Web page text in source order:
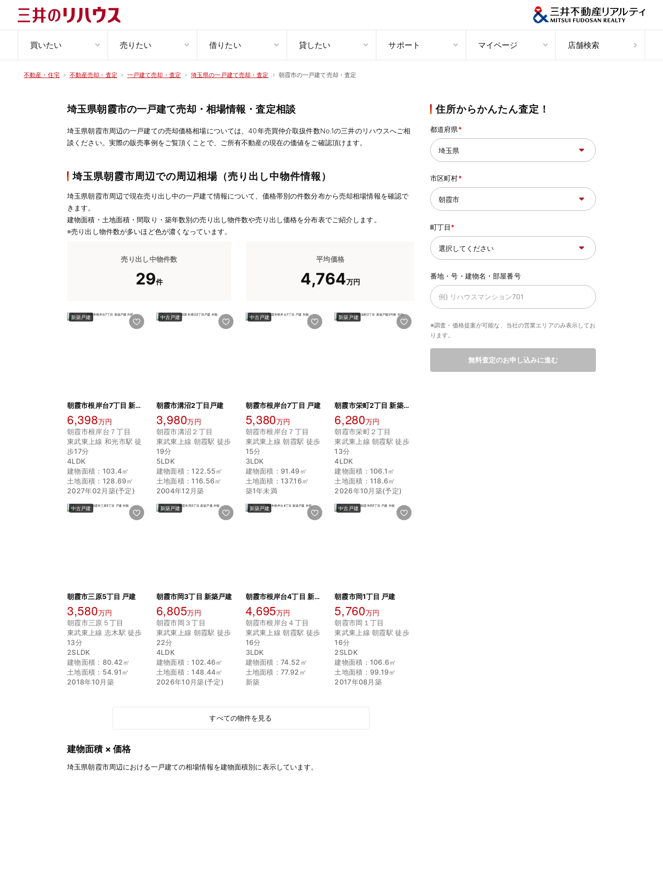
買いたい 売りたい 借りたい 貸したい サポート マイページ 店舗検索
不動産・住宅 不動産売却・査定 一戸建て売却・査定 埼玉県の一戸建て売却・査定 朝霞市の一戸建て売却・査定
埼玉県朝霞市の一戸建て売却・相場情報・査定相談
埼玉県朝霞市周辺の一戸建ての売却価格相場については、40年売買仲介取扱件数No.1の三井のリハウスへご相
談ください。実際の販売事例をご覧頂くことで、ご所有不動産の現在の価値をご確認頂けます。
埼玉県朝霞市周辺での周辺相場（売り出し中物件情報）
埼玉県朝霞市周辺で現在売り出し中の一戸建て情報について、価格帯別の件数分布から売却相場情報を確認で
きます。
建物面積・土地面積・間取り・築年数別の売り出し物件数や売り出し価格を分布表でご紹介します。
※売り出し物件数が多いほど色が濃くなっています。
売り出し中物件数
29件
平均価格
4,764万円
新築戸建
朝霞市根岸台7丁目 新築戸建
6,398万円
朝霞市根岸台７丁目
東武東上線 和光市駅 徒
歩17分
4LDK
建物面積：103.4㎡
土地面積：128.69㎡
2027年02月築(予定)
中古戸建
朝霞市溝沼2丁目戸建
3,980万円
朝霞市溝沼２丁目
東武東上線 朝霞駅 徒歩
19分
5LDK
建物面積：122.55㎡
土地面積：116.56㎡
2004年12月築
中古戸建
朝霞市根岸台7丁目 戸建
5,380万円
朝霞市根岸台７丁目
東武東上線 朝霞駅 徒歩
15分
3LDK
建物面積：91.49㎡
土地面積：137.16㎡
築1年未満
新築戸建
朝霞市栄町2丁目 新築戸建3号棟
6,280万円
朝霞市栄町２丁目
東武東上線 朝霞駅 徒歩
13分
4LDK
建物面積：106.1㎡
土地面積：118.6㎡
2026年10月築(予定)
中古戸建
朝霞市三原5丁目 戸建
3,580万円
朝霞市三原５丁目
東武東上線 志木駅 徒歩
13分
2SLDK
建物面積：80.42㎡
土地面積：54.91㎡
2018年10月築
新築戸建
朝霞市岡3丁目 新築戸建
6,805万円
朝霞市岡３丁目
東武東上線 朝霞駅 徒歩
22分
4LDK
建物面積：102.46㎡
土地面積：148.44㎡
2026年10月築(予定)
新築戸建
朝霞市根岸台4丁目 新築戸建
4,695万円
朝霞市根岸台４丁目
東武東上線 朝霞駅 徒歩
16分
3LDK
建物面積：74.52㎡
土地面積：77.92㎡
新築
中古戸建
朝霞市岡1丁目 戸建
5,760万円
朝霞市岡１丁目
東武東上線 朝霞駅 徒歩
16分
2SLDK
建物面積：106.6㎡
土地面積：99.19㎡
2017年08月築
すべての物件を見る
建物面積 × 価格
埼玉県朝霞市周辺における一戸建ての相場情報を建物面積別に表示しています。
住所からかんたん査定！
都道府県
市区町村
町丁目
番地・号・建物名・部屋番号
※調査・価格提案が可能な、当社の営業エリアのみ表示してお
ります。
無料査定のお申し込みに進む